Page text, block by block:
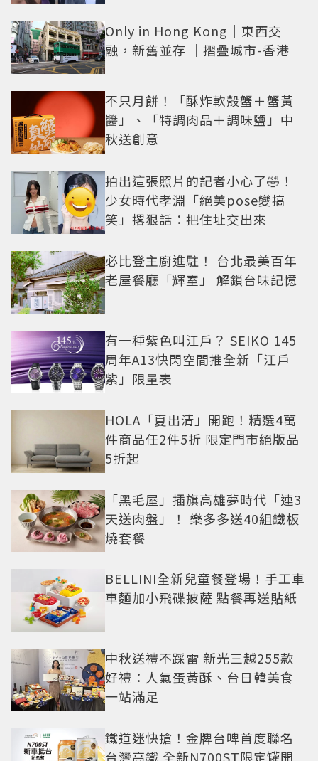
Only in Hong Kong｜東西交
融，新舊並存 ｜摺疊城市-香港
不只月餅！「酥炸軟殼蟹＋蟹黃
醬」、「特調肉品＋調味鹽」中
秋送創意
拍出這張照片的記者小心了🤣！
少女時代孝淵「絕美pose變搞
笑」撂狠話：把住址交出來
必比登主廚進駐！ 台北最美百年
老屋餐廳「輝室」 解鎖台味記憶
有一種紫色叫江戶？ SEIKO 145
周年A13快閃空間推全新「江戶
紫」限量表
HOLA「夏出清」開跑！精選4萬
件商品任2件5折 限定門市絕版品
5折起
「黑毛屋」插旗高雄夢時代「連3
天送肉盤」！ 樂多多送40組鐵板
燒套餐
BELLINI全新兒童餐登場！手工車
車麵加小飛碟披薩 點餐再送貼紙
中秋送禮不踩雷 新光三越255款
好禮：人氣蛋黃酥、台日韓美食
一站滿足
鐵道迷快搶！金牌台啤首度聯名
台灣高鐵 全新N700ST限定罐開